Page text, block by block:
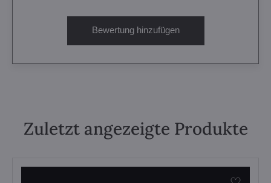
Bewertung hinzufügen
Zuletzt angezeigte Produkte